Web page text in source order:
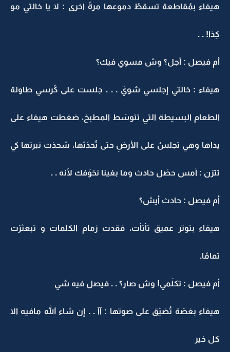
هيفاء بمُقاطعة تسقطُ دموعها مرةً اخرى : لا يا خالتي مو
كِذا! . .
أم فيصل : أجل؟ وش مسوي فيك؟
هيفاء : خالتي إجلسي شويَ . . . جلست على كُرسي طاولة
الطعام البسيطة التي تتوسَط المطبخ، ضغطت هيفاء على
يداها وهي تجلسُ على الأرضِ حتى تُحدَثها، شحذت نبرتها كي
تتزن : أمس حصَل حادث وما بغينا نخوَفك لأنه . .
أم فيصل : حادث أيش؟
هيفاء بتوتر عميق تأتأت، فقدت زمام الكلمات و تبعثرَت
تمامًا.
أم فيصل : تكلَمي! وش صار؟ . . فيصل فيه شي
هيفاء بغصَة تُضيَق على صوتها : آآ . . إن شاء الله مافيه الا
كل خير